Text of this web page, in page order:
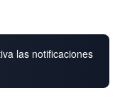
las notificaciones